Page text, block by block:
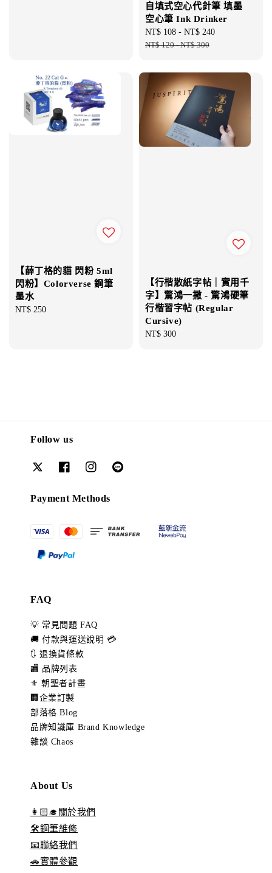
自填式空心代針筆 填墨
空心筆 Ink Drinker
Sale
price
NT$ 108 - NT$ 240
NT$ 120-NT$ 300
【薛丁格的貓 閃粉 5ml
閃粉】Colorverse 鋼筆
墨水
Regular
NT$ 250
【行楷散紙字帖｜實用千
字】驚鴻一撇 - 驚鴻硬筆
行楷習字帖 (Regular
Cursive)
Regular
NT$ 300
Follow us
Payment Methods
FAQ
💡 常見問題 FAQ
🚚 付款與運送說明 💳
🔃 退換貨條款
🏬 品牌列表
⚜️ 朝聖者計畫
🏢企業訂製
部落格 Blog
品牌知識庫 Brand Knowledge
雜談 Chaos
About Us
👩🏻‍🎓關於我們
🛠️鋼筆維修
📧聯絡我們
🚗實體參觀